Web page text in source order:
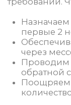
Ди-Ай-
Кейсы
Клиенты
Подбор персонала